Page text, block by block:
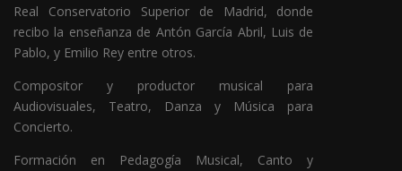
Real Conservatorio Superior de Madrid, donde
recibo la enseñanza de Antón García Abril, Luis de
Pablo, y Emilio Rey entre otros.
Compositor y productor musical para
Audiovisuales, Teatro, Danza y Música para
Concierto.
Formación en Pedagogía Musical, Canto y